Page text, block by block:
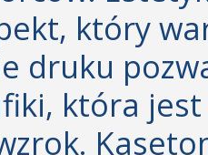
który
druku
która